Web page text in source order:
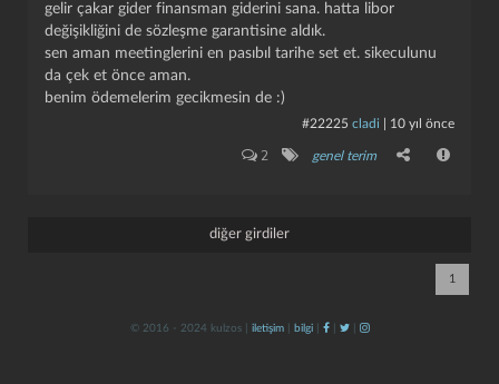
gelir çakar gider finansman giderini sana. hatta libor
değişikliğini de sözleşme garantisine aldık.
sen aman meetinglerini en pasıbıl tarihe set et. sikeculunu
da çek et önce aman.
benim ödemelerim gecikmesin de :)
#22225 cladi 10 yıl önce
2 genel terim
diğer girdiler
1
© 2016 - 2024 kulzos | iletişim| bilgi| | |